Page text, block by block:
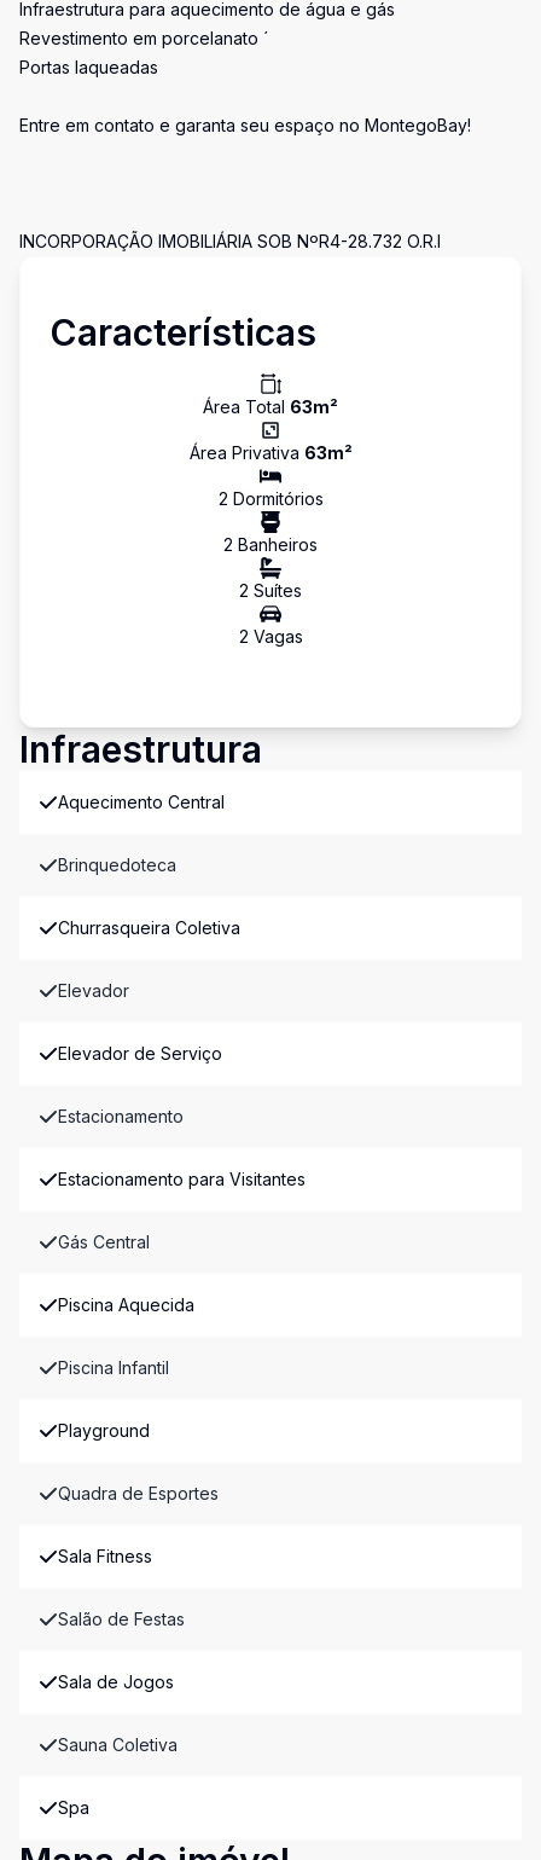
Infraestrutura para aquecimento de água e gás
Revestimento em porcelanato ´
Portas laqueadas
Entre em contato e garanta seu espaço no MontegoBay!
INCORPORAÇÃO IMOBILIÁRIA SOB NºR4-28.732 O.R.I
Características
Área Total 63m²
Área Privativa 63m²
2 Dormitórios
2 Banheiros
2 Suítes
2 Vagas
Infraestrutura
Aquecimento Central
Brinquedoteca
Churrasqueira Coletiva
Elevador
Elevador de Serviço
Estacionamento
Estacionamento para Visitantes
Gás Central
Piscina Aquecida
Piscina Infantil
Playground
Quadra de Esportes
Sala Fitness
Salão de Festas
Sala de Jogos
Sauna Coletiva
Spa